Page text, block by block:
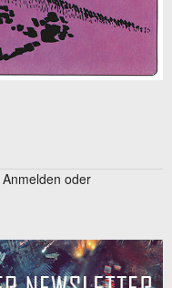
Anmelden oder